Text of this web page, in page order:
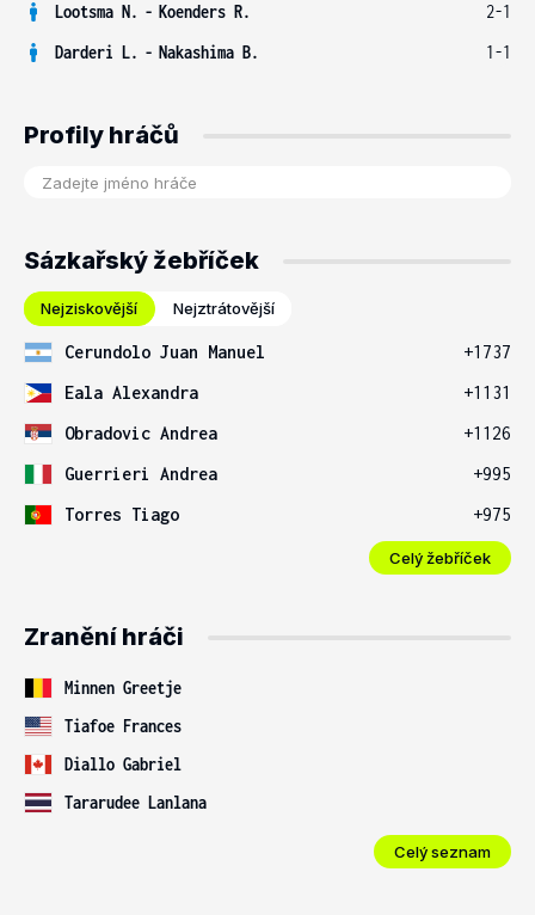
Lootsma N. - Koenders R.
2-1
Darderi L. - Nakashima B. 1-1
Profily hráčů
Sázkařský žebříček
Nejziskovější Nejztrátovější
Cerundolo Juan Manuel
+1737
Eala Alexandra
+1131
Obradovic Andrea
+1126
Guerrieri Andrea
+995
Torres Tiago
+975
Celý žebříček
Zranění hráči
Minnen Greetje
Tiafoe Frances
Diallo Gabriel
Tararudee Lanlana
Celý seznam